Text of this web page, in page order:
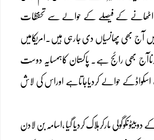
اٹھانے کے فیصلے کے حوالے سے تحفظات
آج بھی پھانسیاں دی جارہی ہیں۔امریکامیں
بھی رائج ہے۔ پاکستان کاہمسایہ دوست
حوالے کردیاجاتاہے اوراس کی لاش
مارکرہلاک کردیا گیا ،اسامہ بن لادن